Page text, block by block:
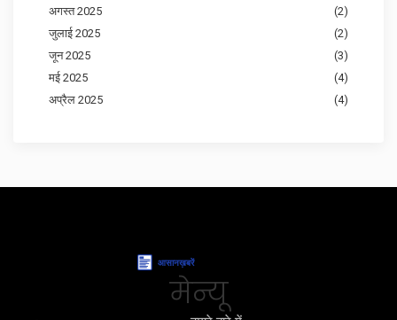
अगस्त 2025
(2)
जुलाई 2025
(2)
जून 2025
(3)
मई 2025
(4)
अप्रैल 2025
(4)
मेन्यू